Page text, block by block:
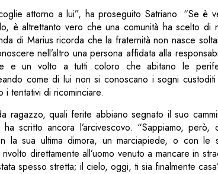
attorno a lui”, ha proseguito Satriano. “Se è
è altrettanto vero che una comunità ha scelto di
di Marius ricorda che la fraternità non nasce
nell’altro una persona affidata alla
e un volto a tutti coloro che abitano le
come di lui non si conoscano i sogni
tentativi di ricominciare.
ragazzo, quali ferite abbiano segnato il suo
scritto ancora l’arcivescovo. “Sappiamo, però,
la sua ultima dimora, un marciapiede, o con le
direttamente all’uomo venuto a mancare in
spesso stretta; il cielo, oggi, ti sia finalmente